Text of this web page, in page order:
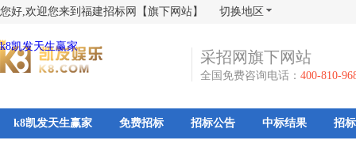
您好,欢迎您来到福建招标网【旗下网站】 切换地区
k8凯发天生赢家
采招网旗下网站
全国免费咨询电话： 400-810-
k8凯发天生赢家 免费招标 招标公告 中标结果 招